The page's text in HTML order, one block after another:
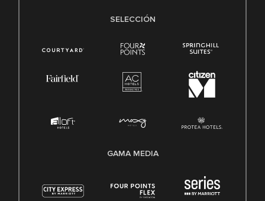
SELECCIÓN
GAMA MEDIA